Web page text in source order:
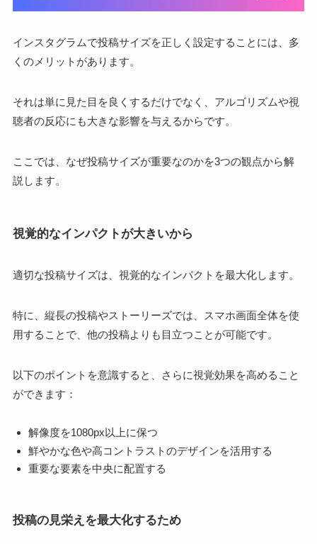
インスタグラムで投稿サイズを正しく設定することには、多
くのメリットがあります。
それは単に見た目を良くするだけでなく、アルゴリズムや視
聴者の反応にも大きな影響を与えるからです。
ここでは、なぜ投稿サイズが重要なのかを3つの観点から解
説します。
視覚的なインパクトが大きいから
適切な投稿サイズは、視覚的なインパクトを最大化します。
特に、縦長の投稿やストーリーズでは、スマホ画面全体を使
用することで、他の投稿よりも目立つことが可能です。
以下のポイントを意識すると、さらに視覚効果を高めること
ができます：
解像度を1080px以上に保つ
鮮やかな色や高コントラストのデザインを活用する
重要な要素を中央に配置する
投稿の見栄えを最大化するため